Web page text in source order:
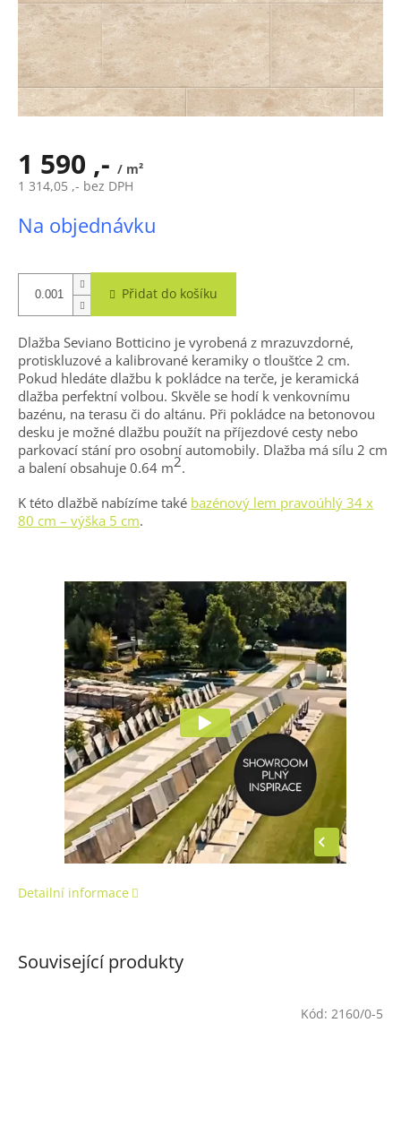
1 590 ,- / m²
1 314,05 ,- bez DPH
cena:
Na objednávku
Přidat do košíku
Dlažba Seviano Botticino je vyrobená z mrazuvzdorné,
protiskluzové a kalibrované keramiky o tloušťce 2 cm.
Pokud hledáte dlažbu k pokládce na terče, je keramická
dlažba perfektní volbou. Skvěle se hodí k venkovnímu
bazénu, na terasu či do altánu. Při pokládce na betonovou
desku je možné dlažbu použít na příjezdové cesty nebo
parkovací stání pro osobní automobily. Dlažba má sílu 2 cm
a balení obsahuje 0.64 m2.
K této dlažbě nabízíme také bazénový lem pravoúhlý 34 x
80 cm – výška 5 cm.
Detailní informace
Související produkty
Kód: 2160/0-5